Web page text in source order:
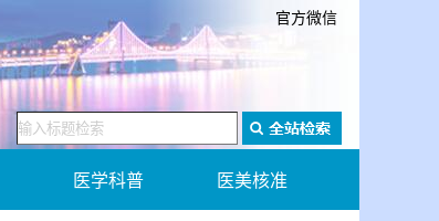
官方微信
医学科普 医美核准